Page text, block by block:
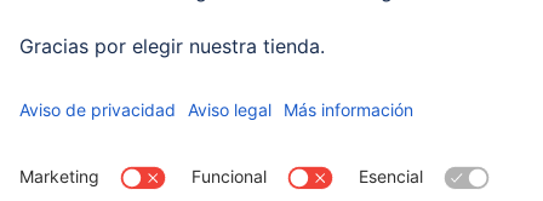
Sostenibilidad
Business-Portal